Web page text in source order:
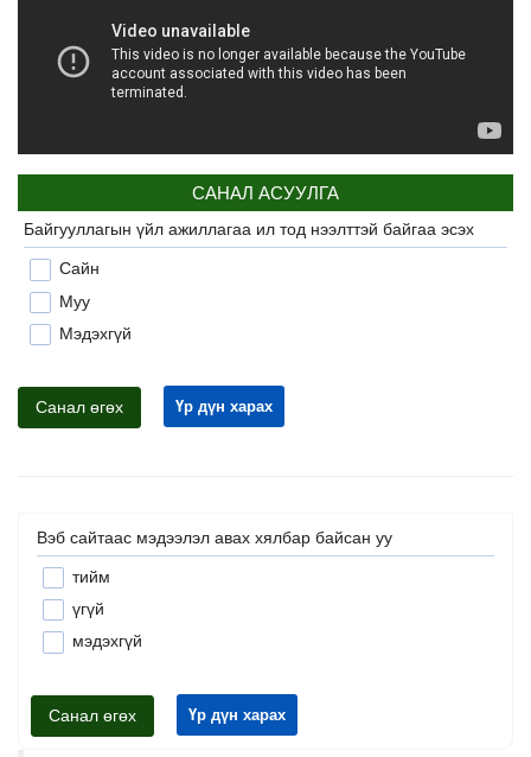
САНАЛ АСУУЛГА
Байгууллагын үйл ажиллагаа ил тод нээлттэй байгаа эсэх
Сайн
Муу
Мэдэхгүй
Санал өгөх Үр дүн харах
Вэб сайтаас мэдээлэл авах хялбар байсан уу
тийм
үгүй
мэдэхгүй
Санал өгөх Үр дүн харах